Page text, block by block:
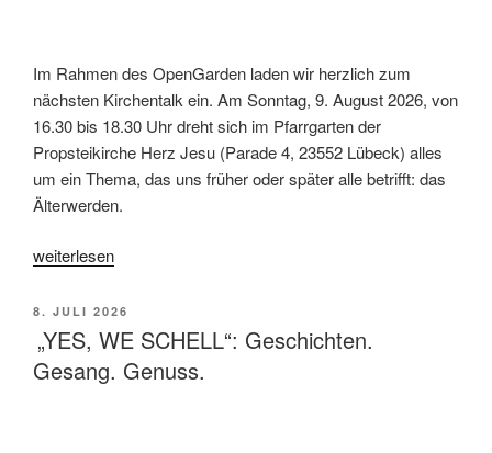
Im Rahmen des OpenGarden laden wir herzlich zum
nächsten Kirchentalk ein. Am Sonntag, 9. August 2026, von
16.30 bis 18.30 Uhr dreht sich im Pfarrgarten der
Propsteikirche Herz Jesu (Parade 4, 23552 Lübeck) alles
um ein Thema, das uns früher oder später alle betrifft: das
Älterwerden.
„Kirchentalk
OpenGarden: Älter
werden:
Zwischen
Lebensweisheit
weiterlesen
VERÖFFENTLICHT
AM
8. JULI 2026
­ „YES, WE SCHELL“: Geschichten.
Gesang. Genuss.